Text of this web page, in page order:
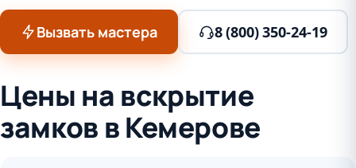
Вызвать мастера 8 (800) 350-24-19
Цены на вскрытие
замков в Кемерове